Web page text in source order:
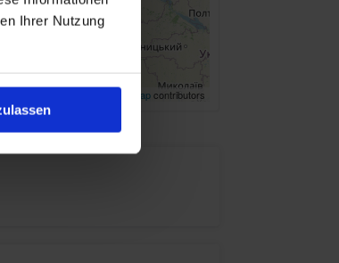
Ihrer Nutzung
OpenStreetMapcontributors